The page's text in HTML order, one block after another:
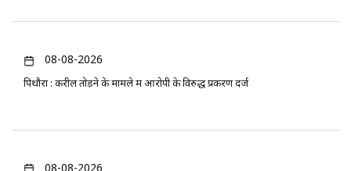
08-08-2026
पिथौरा : करील तोड़ने के मामले में आरोपी के विरुद्ध प्रकरण दर्ज
08-08-2026